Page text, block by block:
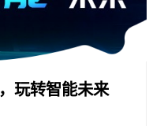
玩转智能未来